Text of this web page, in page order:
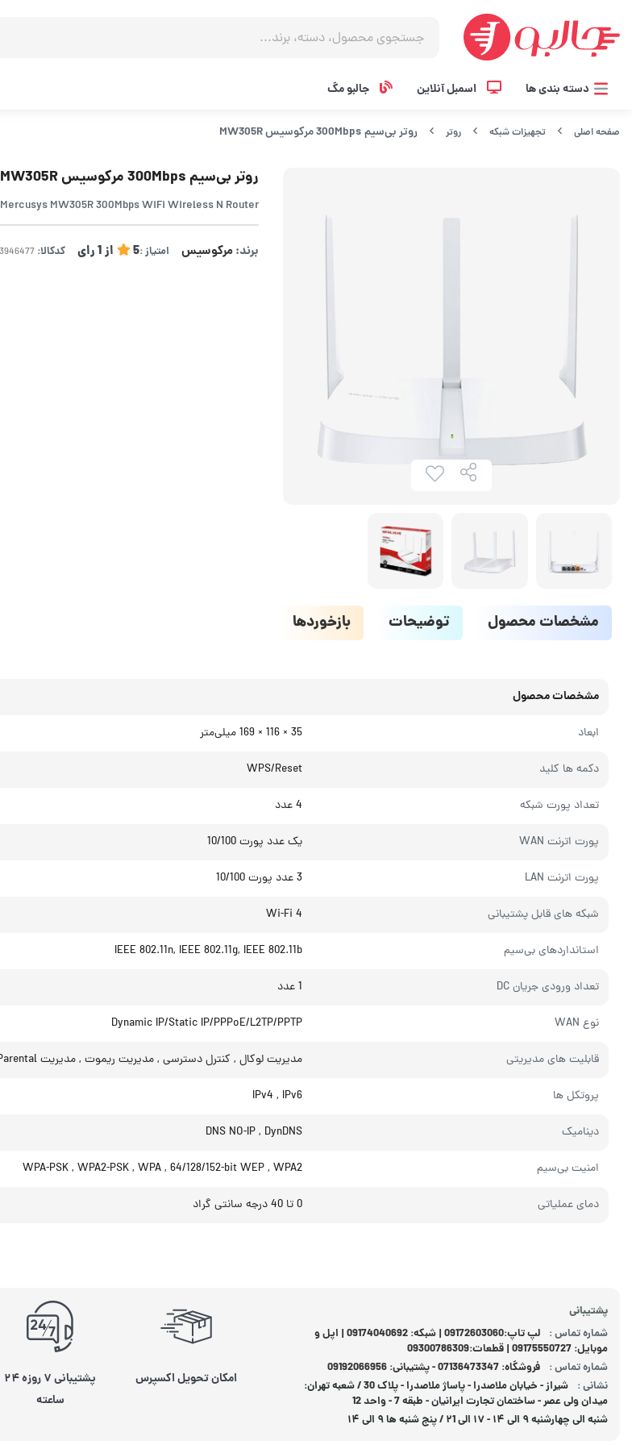
دسته بندی ها اسمبل آنلاین جالبو مگ
صفحه اصلی تجهیزات شبکه روتر روتر بی‌سیم 300Mbps مرکوسیس MW305R
روتر بی‌سیم 300Mbps مرکوسیس MW305R
Mercusys MW305R 300Mbps WiFi Wireless N Router
برند:مرکوسیس امتیاز :5 از1رای کدکالا:
مشخصات محصول توضیحات بازخوردها
مشخصات محصول
ابعاد 35 × 116 × 169 میلی‌متر
دکمه ها کلید WPS/Reset
تعداد پورت شبکه 4 عدد
پورت اترنت WAN یک عدد پورت 10/100
پورت اترنت LAN 3 عدد پورت 10/100
شبکه های قابل پشتیبانی Wi-Fi 4
استانداردهای بی‌سیم IEEE 802.11n, IEEE 802.11g, IEEE 802.11b
تعداد ورودی جریان DC 1 عدد
نوع WAN Dynamic IP/Static IP/PPPoE/L2TP/PPTP
قابلیت های مدیریتی مدیریت لوکال , کنترل دسترسی , مدیریت ریموت , مدیریت Parental
پروتکل ها IPv4 , IPv6
دینامیک DNS NO-IP , DynDNS
امنیت بی‌سیم WPA-PSK , WPA2-PSK , WPA , 64/128/152-bit WEP , WPA2
دمای عملیاتی 0 تا 40 درجه سانتی گراد
پشتیبانی
شماره تماس :
لپ تاپ:09172603060 | شبکه: 09174040692 | اپل و
موبایل: 09175550727 | قطعات:09300786309
شماره تماس : فروشگاه: 07136473347 - پشتیبانی: 09192066956
نشانی :
شیراز - خیابان ملاصدرا - پاساژ ملاصدرا - پلاک 30 / شعبه تهران:
میدان ولی عصر - ساختمان تجارت ایرانیان - طبقه 7 - واحد 12
شنبه الی چهارشنبه ۹ الی ۱۴ - ۱۷ الی ۲1 / پنج شنبه ها ۹ الی ۱۴
امکان تحویل اکسپرس
پشتیبانی ۷ روزه ۲۴
ساعته